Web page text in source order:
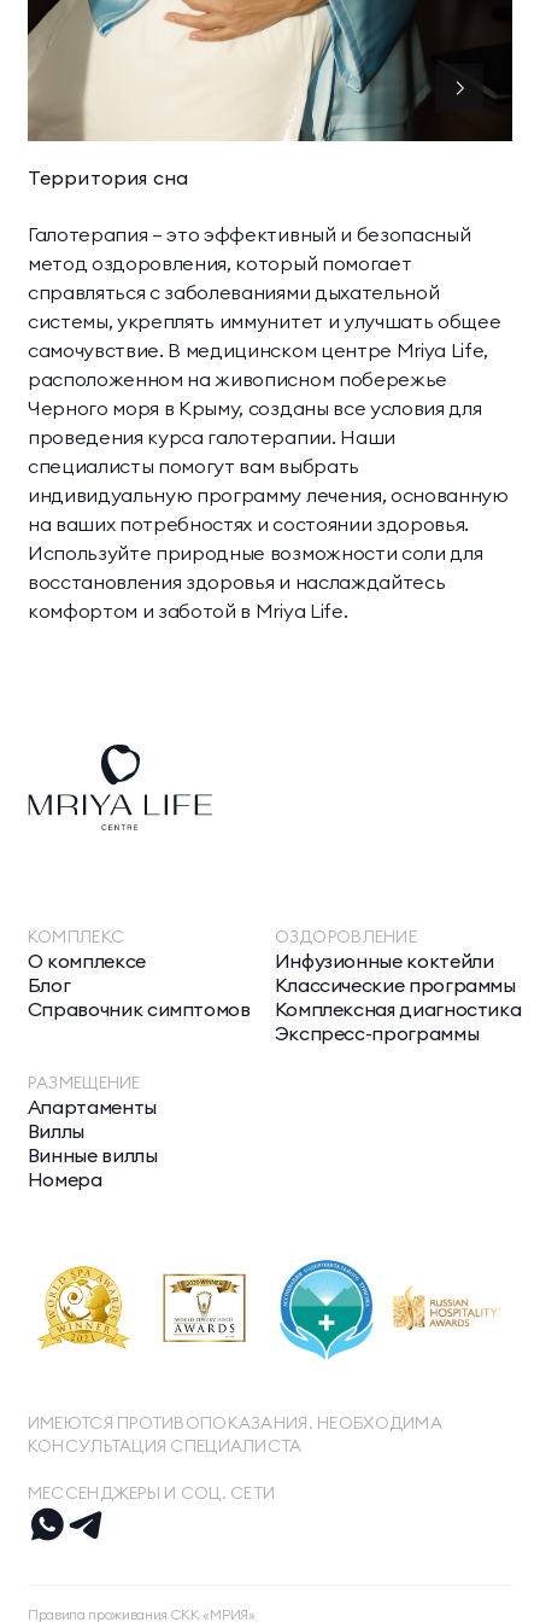
ТЕЛЕФОН ДЛЯ СВЯЗИ
Территория сна
Галотерапия — это эффективный и безопасный
метод оздоровления, который помогает
справляться с заболеваниями дыхательной
системы, укреплять иммунитет и улучшать общее
самочувствие. В медицинском центре Mriya Life,
расположенном на живописном побережье
Черного моря в Крыму, созданы все условия для
проведения курса галотерапии. Наши
специалисты помогут вам выбрать
индивидуальную программу лечения, основанную
на ваших потребностях и состоянии здоровья.
Используйте природные возможности соли для
восстановления здоровья и наслаждайтесь
комфортом и заботой в Mriya Life.
КОМПЛЕКС
О комплексе
Блог
Справочник симптомов
ОЗДОРОВЛЕНИЕ
Инфузионные коктейли
Классические программы
Комплексная диагностика
Экспресс-программы
РАЗМЕЩЕНИЕ
Апартаменты
Виллы
Винные виллы
Номера
ИМЕЮТСЯ ПРОТИВОПОКАЗАНИЯ. НЕОБХОДИМА
КОНСУЛЬТАЦИЯ СПЕЦИАЛИСТА
МЕССЕНДЖЕРЫ И СОЦ. СЕТИ
Правила проживания СКК «МРИЯ»